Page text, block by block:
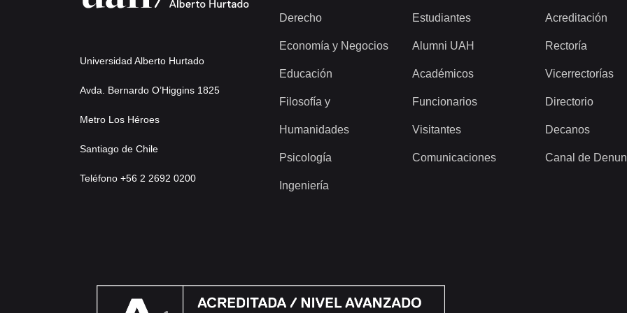
Universidad Alberto Hurtado
Avda. Bernardo O’Higgins 1825
Metro Los Héroes
Santiago de Chile
Teléfono +56 2 2692 0200
Derecho
Economía y Negocios
Educación
Filosofía y
Humanidades
Psicología
Ingeniería
Estudiantes
Alumni UAH
Académicos
Funcionarios
Visitantes
Comunicaciones
Acreditación
Rectoría
Vicerrectorías
Directorio
Decanos
Canal de